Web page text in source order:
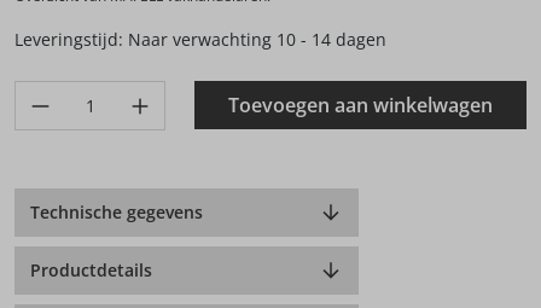
Leveringstijd: Naar verwachting 10 - 14 dagen
Produkt Anzahl: Gib den gewünschten Wert ein oder
Toevoegen aan winkelwagen
Technische gegevens
Productdetails